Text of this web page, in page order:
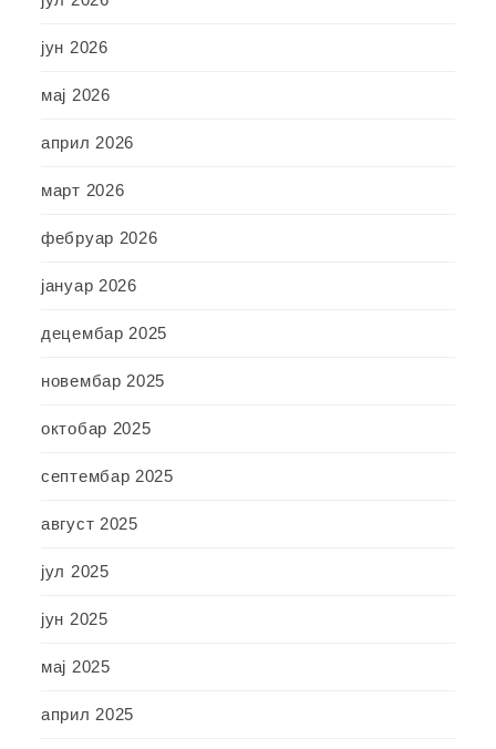
јун 2026
мај 2026
април 2026
март 2026
фебруар 2026
јануар 2026
децембар 2025
новембар 2025
октобар 2025
септембар 2025
август 2025
јул 2025
јун 2025
мај 2025
април 2025